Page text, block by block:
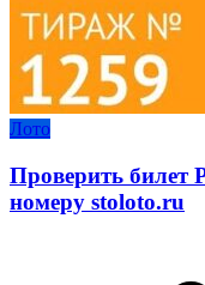
Лото
Проверить билет
номеру stoloto.ru